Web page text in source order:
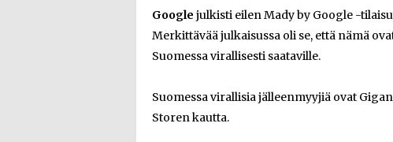
Google julkisti eilen Mady by Google -
Merkittävää julkaisussa oli se, että nämä
Suomessa virallisesti saataville.
Suomessa virallisia jälleenmyyjiä ovat
Storen kautta.